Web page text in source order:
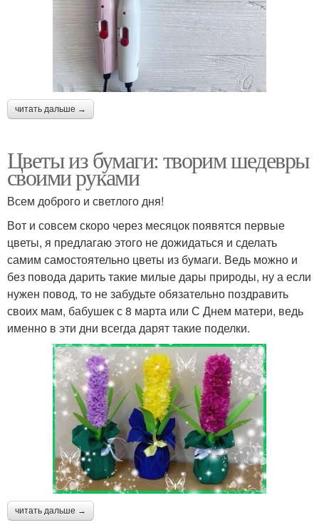
читать дальше →
Цветы из бумаги: творим шедевры
своими руками
Всем доброго и светлого дня!
Вот и совсем скоро через месяцок появятся первые
цветы, я предлагаю этого не дожидаться и сделать
самим самостоятельно цветы из бумаги. Ведь можно и
без повода дарить такие милые дары природы, ну а если
нужен повод, то не забудьте обязательно поздравить
своих мам, бабушек с 8 марта или С Днем матери, ведь
именно в эти дни всегда дарят такие поделки.
читать дальше →